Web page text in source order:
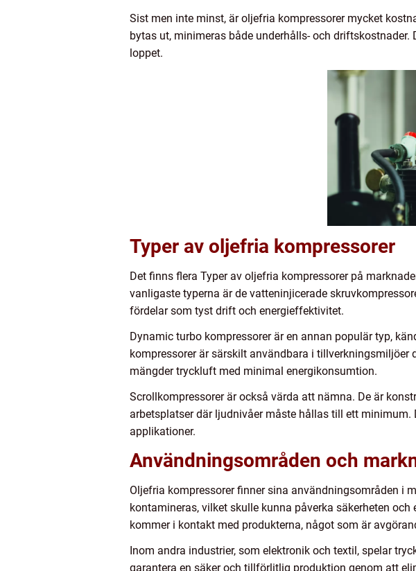
Sist men inte minst, är oljefria kompressorer mycket
bytas ut, minimeras både underhålls- och
loppet.
Typer av oljefria kompressorer
Det finns flera Typer av oljefria kompressorer på
vanligaste typerna är de vatteninjicerade
fördelar som tyst drift och energieffektivitet.
Dynamic turbo kompressorer är en annan populär typ,
kompressorer är särskilt användbara i
mängder tryckluft med minimal energikonsumtion.
Scrollkompressorer är också värda att nämna. De är
arbetsplatser där ljudnivåer måste hållas till ett
applikationer.
Användningsområden och
Oljefria kompressorer finner sina användningsområden i
kontamineras, vilket skulle kunna påverka säkerheten
kommer i kontakt med produkterna, något som är
Inom andra industrier, som elektronik och textil, spelar
garantera en säker och tillförlitlig produktion genom att